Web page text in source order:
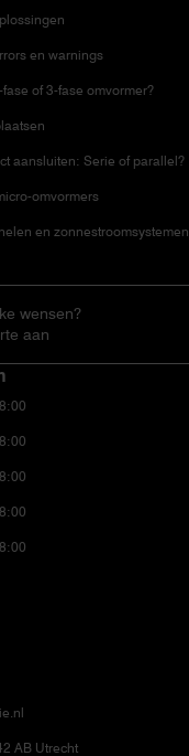
en warnings
of 3-fase omvormer?
aansluiten: Serie of parallel?
omvormers
en zonnestroomsystemen
wensen?
aan
AB Utrecht